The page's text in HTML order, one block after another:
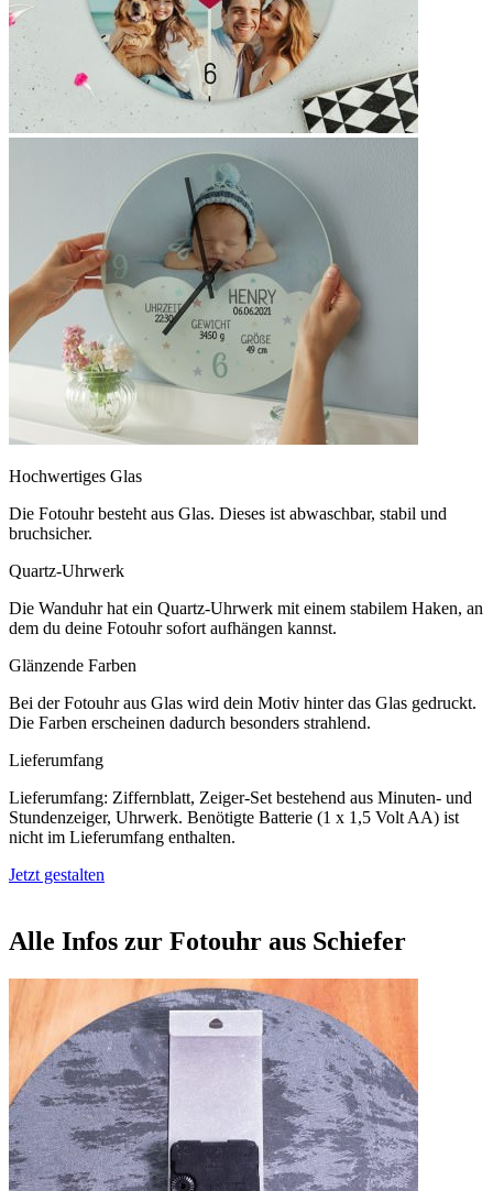
Hochwertiges Glas
Die Fotouhr besteht aus Glas. Dieses ist abwaschbar, stabil und
bruchsicher.
Quartz-Uhrwerk
Die Wanduhr hat ein Quartz-Uhrwerk mit einem stabilem Haken, an
dem du deine Fotouhr sofort aufhängen kannst.
Glänzende Farben
Bei der Fotouhr aus Glas wird dein Motiv hinter das Glas gedruckt.
Die Farben erscheinen dadurch besonders strahlend.
Lieferumfang
Lieferumfang: Ziffernblatt, Zeiger-Set bestehend aus Minuten- und
Stundenzeiger, Uhrwerk. Benötigte Batterie (1 x 1,5 Volt AA) ist
nicht im Lieferumfang enthalten.
Jetzt gestalten
Alle Infos zur Fotouhr aus Schiefer